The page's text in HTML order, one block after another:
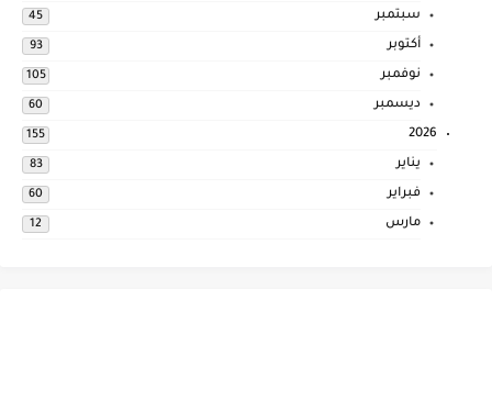
سبتمبر 45
أكتوبر 93
نوفمبر 105
ديسمبر 60
2026
155
يناير 83
فبراير 60
مارس 12